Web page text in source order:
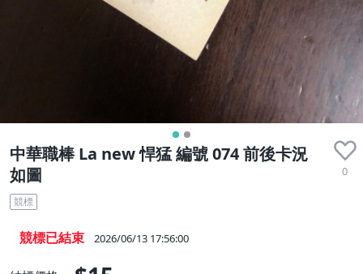
中華職棒 La new 悍猛 編號 074 前後卡況
如圖
0
競標
競標已結束 2026/06/13 17:56:00